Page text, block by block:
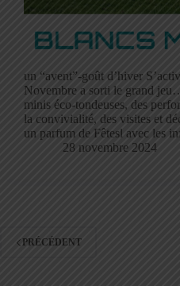
un “avent”-goût d’hiver
Novembre a sorti le grand
minis éco-tondeuses, des
la convivialité, des visites et
un parfum de Fêtesl avec les
28 novembre 2024
PRÉCÉDENT